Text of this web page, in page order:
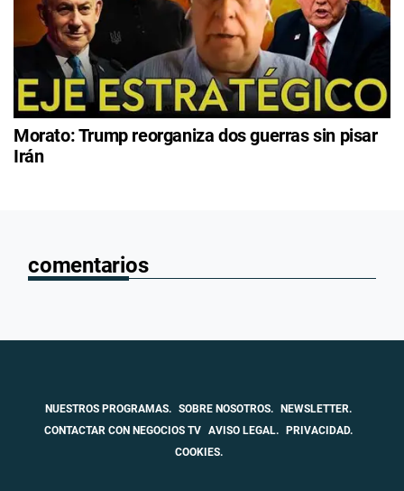
Morato: Trump reorganiza dos guerras sin pisar
Irán
comentarios
NUESTROS PROGRAMAS. SOBRE NOSOTROS.
NEWSLETTER.
CONTACTAR CON NEGOCIOS TV AVISO LEGAL.
PRIVACIDAD.
COOKIES.